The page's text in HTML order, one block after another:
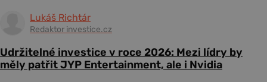
Lukáš Richtár
Redaktor investice.cz
Udržitelné investice v roce 2026: Mezi lídry by
měly patřit JYP Entertainment, ale i Nvidia